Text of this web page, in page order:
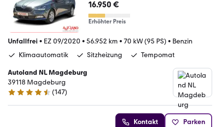
Kamera PDC SmartLink
16.950 €
Erhöhter Preis
Unfallfrei • EZ 09/2020 • 56.952 km • 70 kW (95 PS) • Benzin
Klimaautomatik
Sitzheizung Tempomat
Autoland NL Magdeburg
39118 Magdeburg
4.6 Sterne
(147)
Kontakt Parken